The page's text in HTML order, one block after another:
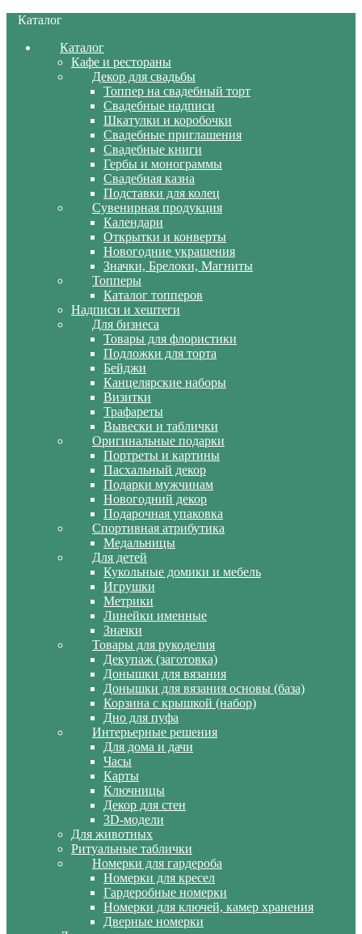
Каталог
Каталог
Кафе и рестораны
Декор для свадьбы
Топпер на свадебный торт
Свадебные надписи
Шкатулки и коробочки
Свадебные приглашения
Свадебные книги
Гербы и монограммы
Свадебная казна
Подставки для колец
Сувенирная продукция
Календари
Открытки и конверты
Новогодние украшения
Значки, Брелоки, Магниты
Топперы
Каталог топперов
Надписи и хештеги
Для бизнеса
Товары для флористики
Подложки для торта
Бейджи
Канцелярские наборы
Визитки
Трафареты
Вывески и таблички
Оригинальные подарки
Портреты и картины
Пасхальный декор
Подарки мужчинам
Новогодний декор
Подарочная упаковка
Спортивная атрибутика
Медальницы
Для детей
Кукольные домики и мебель
Игрушки
Метрики
Линейки именные
Значки
Товары для рукоделия
Декупаж (заготовка)
Донышки для вязания
Донышки для вязания основы (база)
Корзина с крышкой (набор)
Дно для пуфа
Интерьерные решения
Для дома и дачи
Часы
Карты
Ключницы
Декор для стен
3D-модели
Для животных
Ритуальные таблички
Номерки для гардероба
Номерки для кресел
Гардеробные номерки
Номерки для ключей, камер хранения
Дверные номерки